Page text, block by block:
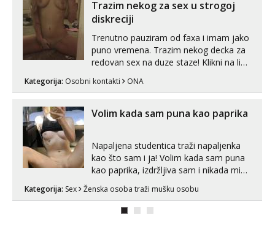
😉 Radim i vruća tipkanja uz slike i hot
line pozive. Za vas sam pripremila ...
Trazim nekog za sex u strogoj
diskreciji
Trenutno pauziram od faxa i imam jako
puno vremena. Trazim nekog decka za
redovan sex na duze staze! Klikni na link
Kategorija: Osobni kontakti ONA
Volim kada sam puna kao paprika
Napaljena studentica traži napaljenka
kao što sam i ja! Volim kada sam puna
kao paprika, izdržljiva sam i nikada mi
puta dnevno bilo kad i bilo gdje zato se
javi što prije da me isprobaš Klikni na
Kategorija: Sex Ženska osoba traži mušku osobu